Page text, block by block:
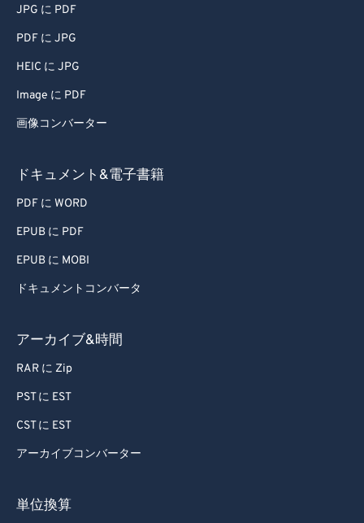
JPG に PDF
PDF に JPG
HEIC に JPG
Image に PDF
画像コンバーター
ドキュメント&電子書籍
PDF に WORD
EPUB に PDF
EPUB に MOBI
ドキュメントコンバータ
アーカイブ&時間
RAR に Zip
PST に EST
CST に EST
アーカイブコンバーター
単位換算